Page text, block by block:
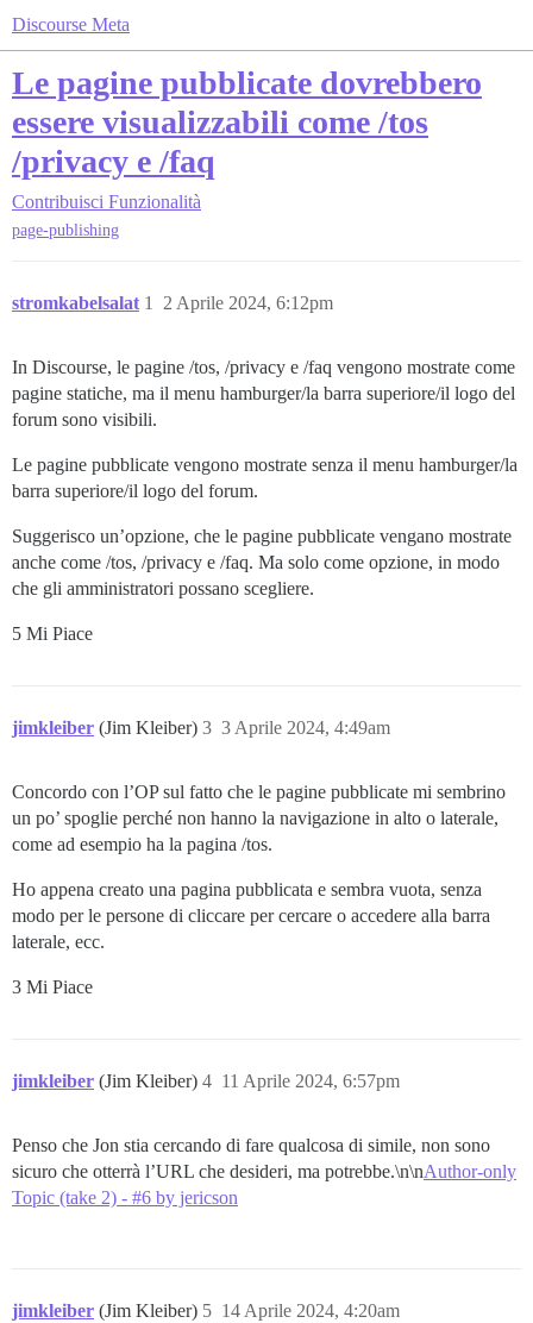
Discourse Meta
Le pagine pubblicate dovrebbero
essere visualizzabili come /tos
/privacy e /faq
Contribuisci Funzionalità
page-publishing
stromkabelsalat 2 Aprile 2024, 6:12pm
1
In Discourse, le pagine /tos, /privacy e /faq vengono mostrate come
pagine statiche, ma il menu hamburger/la barra superiore/il logo del
forum sono visibili.
Le pagine pubblicate vengono mostrate senza il menu hamburger/la
barra superiore/il logo del forum.
Suggerisco un’opzione, che le pagine pubblicate vengano mostrate
anche come /tos, /privacy e /faq. Ma solo come opzione, in modo
che gli amministratori possano scegliere.
5 Mi Piace
jimkleiber (Jim Kleiber) 3 Aprile 2024, 4:49am
3
Concordo con l’OP sul fatto che le pagine pubblicate mi sembrino
un po’ spoglie perché non hanno la navigazione in alto o laterale,
come ad esempio ha la pagina /tos.
Ho appena creato una pagina pubblicata e sembra vuota, senza
modo per le persone di cliccare per cercare o accedere alla barra
laterale, ecc.
3 Mi Piace
jimkleiber (Jim Kleiber) 11 Aprile 2024, 6:57pm
4
Penso che Jon stia cercando di fare qualcosa di simile, non sono
sicuro che otterrà l’URL che desideri, ma potrebbe.\n\nAuthor-only
Topic (take 2) - #6 by jericson
jimkleiber (Jim Kleiber) 14 Aprile 2024, 4:20am
5